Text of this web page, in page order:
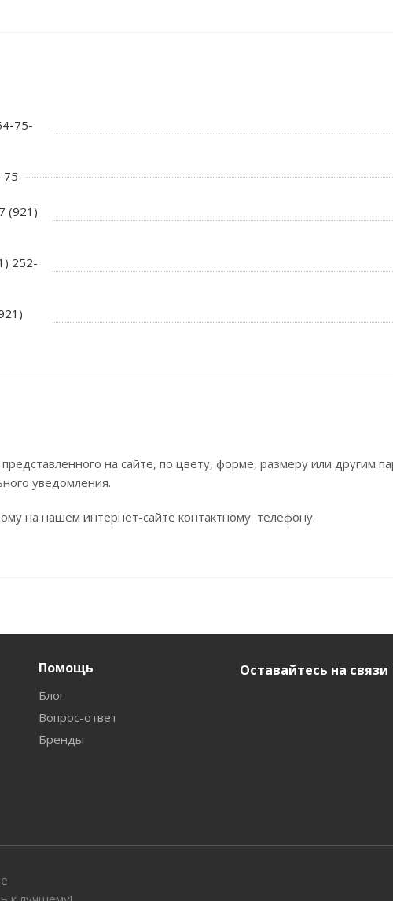
75-
75
(921)
252-
на сайте, по цвету, форме, размеру или другим
уведомления.
на нашем интернет-сайте контактному телефону.
Помощь
Блог
Вопрос-ответ
Бренды
Оставайтесь на связи